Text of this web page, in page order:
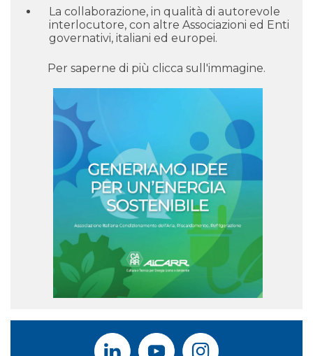
La collaborazione, in qualità di autorevole
interlocutore, con altre Associazioni ed Enti
governativi, italiani ed europei.
Per saperne di più clicca sull'immagine.